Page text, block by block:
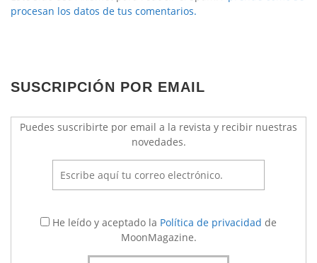
procesan los datos de tus comentarios.
SUSCRIPCIÓN POR EMAIL
Puedes suscribirte por email a la revista y recibir nuestras
novedades.
He leído y aceptado la Política de privacidad de
MoonMagazine.